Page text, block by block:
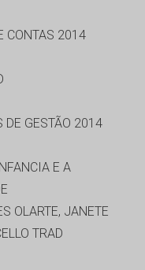
CONTAS 2014
DE GESTÃO 2014
E A
OLARTE, JANETE
TRAD